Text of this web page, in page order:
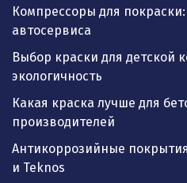
Компрессоры для
автосервиса
Выбор краски для детской
экологичность
Какая краска лучше для
производителей
Антикоррозийные
и Teknos